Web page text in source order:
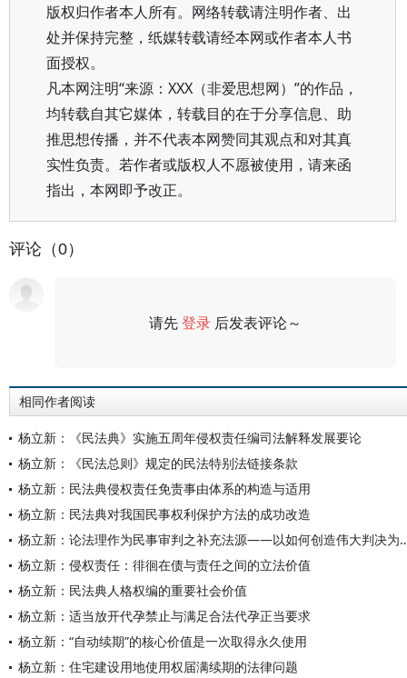
版权归作者本人所有。网络转载请注明作者、出
处并保持完整，纸媒转载请经本网或作者本人书
面授权。
凡本网注明“来源：XXX（非爱思想网）”的作品，
均转载自其它媒体，转载目的在于分享信息、助
推思想传播，并不代表本网赞同其观点和对其真
实性负责。若作者或版权人不愿被使用，请来函
指出，本网即予改正。
评论（0）
请先登录 后发表评论～
相同作者阅读
杨立新：《民法典》实施五周年侵权责任编司法解释发展要论
杨立新：《民法总则》规定的民法特别法链接条款
杨立新：民法典侵权责任免责事由体系的构造与适用
杨立新：民法典对我国民事权利保护方法的成功改造
杨立新：论法理作为民事审
杨立新：侵权责任：徘徊在债与责任之间的立法价值
杨立新：民法典人格权编的重要社会价值
杨立新：适当放开代孕禁止与满足合法代孕正当要求
杨立新：“自动续期”的核心价值是一次取得永久使用
杨立新：住宅建设用地使用权届满续期的法律问题